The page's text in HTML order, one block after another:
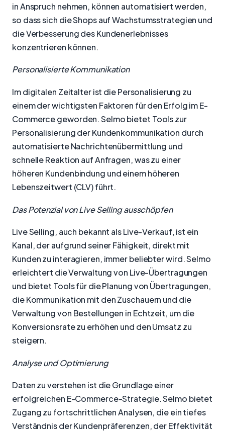
in Anspruch nehmen, können automatisiert werden,
so dass sich die Shops auf Wachstumsstrategien und
die Verbesserung des Kundenerlebnisses
konzentrieren können.
Personalisierte Kommunikation
Im digitalen Zeitalter ist die Personalisierung zu
einem der wichtigsten Faktoren für den Erfolg im E-
Commerce geworden. Selmo bietet Tools zur
Personalisierung der Kundenkommunikation durch
automatisierte Nachrichtenübermittlung und
schnelle Reaktion auf Anfragen, was zu einer
höheren Kundenbindung und einem höheren
Lebenszeitwert (CLV) führt.
Das Potenzial von Live Selling ausschöpfen
Live Selling, auch bekannt als Live-Verkauf, ist ein
Kanal, der aufgrund seiner Fähigkeit, direkt mit
Kunden zu interagieren, immer beliebter wird. Selmo
erleichtert die Verwaltung von Live-Übertragungen
und bietet Tools für die Planung von Übertragungen,
die Kommunikation mit den Zuschauern und die
Verwaltung von Bestellungen in Echtzeit, um die
Konversionsrate zu erhöhen und den Umsatz zu
steigern.
Analyse und Optimierung
Daten zu verstehen ist die Grundlage einer
erfolgreichen E-Commerce-Strategie. Selmo bietet
Zugang zu fortschrittlichen Analysen, die ein tiefes
Verständnis der Kundenpräferenzen, der Effektivität